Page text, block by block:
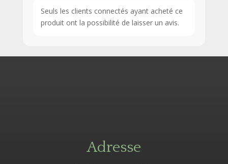
Seuls les clients connectés ayant acheté ce
produit ont la possibilité de laisser un avis.
Adresse